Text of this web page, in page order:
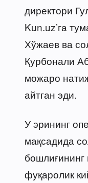
директори
Kun.uz’га
Хўжаев ва
Қурбонали
можаро
айтган эди.
У эрининг
мақсадида
бошлиғининг
фуқаролик